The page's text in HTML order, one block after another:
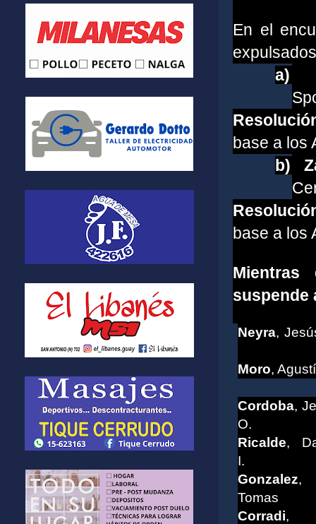
En el
expulsados
a)
base a los
b)
base a los
suspende
Neyra,
Moro,
Cordoba,
O.
Ricalde,
I.
Gonzalez,
Tomas
Corradi,